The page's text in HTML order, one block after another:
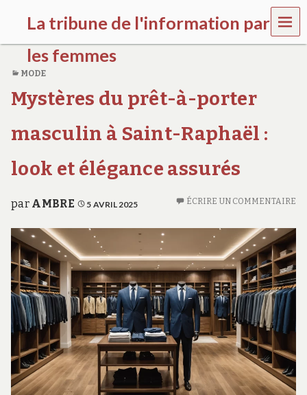
La tribune de l'information par
les femmes
a
t
i
n
w
m
e
n
s
a
w
a
r
d
.
f
r
MEN
U
MODE
Mystères du prêt-à-porter
masculin à Saint-Raphaël :
look et élégance assurés
par AMBRE 5 AVRIL 2025 ÉCRIRE UN COMMENTAIRE